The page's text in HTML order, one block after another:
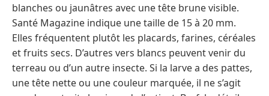
blanches ou jaunâtres avec une tête brune visible.
Santé Magazine indique une taille de 15 à 20 mm.
Elles fréquentent plutôt les placards, farines, céréales
et fruits secs. D’autres vers blancs peuvent venir du
terreau ou d’un autre insecte. Si la larve a des pattes,
une tête nette ou une couleur marquée, il ne s’agit